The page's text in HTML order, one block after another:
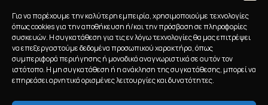
Για να παρέχουμε την καλύτερη εμπειρία, χρησιμοποιούμε τεχνολογίες
όπως cookies για την αποθήκευση ή/και την πρόσβαση σε πληροφορίες
συσκευών. Η συγκατάθεση για τις εν λόγω τεχνολογίες θα μας επιτρέψει
να επεξεργαστούμε δεδομένα προσωπικού χαρακτήρα, όπως
συμπεριφορά περιήγησης ή μοναδικά αναγνωριστικά σε αυτόν τον
ιστότοπο. Η μη συγκατάθεση ή η ανάκληση της συγκατάθεσης, μπορεί να
επηρεάσει αρνητικά ορισμένες λειτουργίες και δυνατότητες.
2023 Nanobionic All Rights Reserved
Powered by